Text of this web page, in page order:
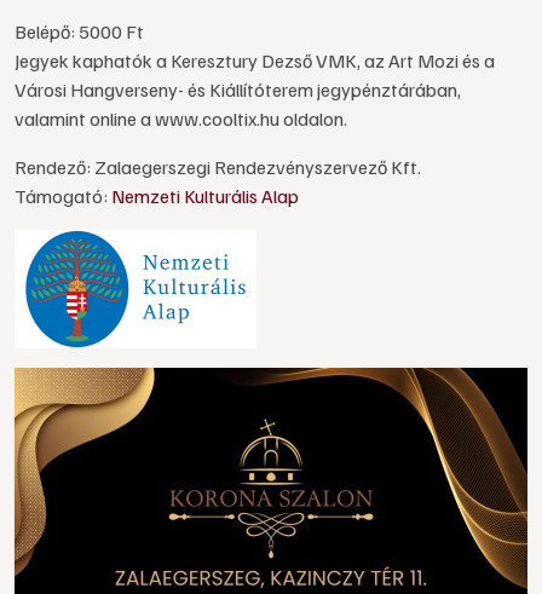
Belépő: 5000 Ft
Jegyek kaphatók a Keresztury Dezső VMK, az Art Mozi és a
Városi Hangverseny- és Kiállítóterem jegypénztárában,
valamint online a www.cooltix.hu oldalon.
Rendező: Zalaegerszegi Rendezvényszervező Kft.
Támogató: Nemzeti Kulturális Alap